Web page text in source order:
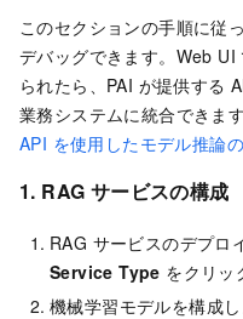
このセクションの手順に従
デバッグできます。Web
られたら、PAI が提供する
業務システムに統合できま
API を使用したモデル推論
1. RAG サービスの構成
RAG サービスのデプロ
Service Type をクリッ
機械学習モデルを構成し